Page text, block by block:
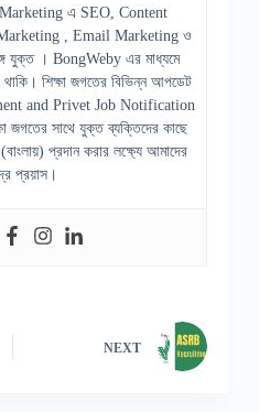
Marketing এ SEO, Content
, Email Marketing ও
যুক্ত । BongWeby এর মাধ্যমে
শিক্ষা জগতের বিভিন্ন আপডেট
and Privet Job Notification
সাথে যুক্ত ব্যক্তিদের কাছে
প্রদান করার লক্ষ্যে আমাদের
প্রয়াস।
NEXT